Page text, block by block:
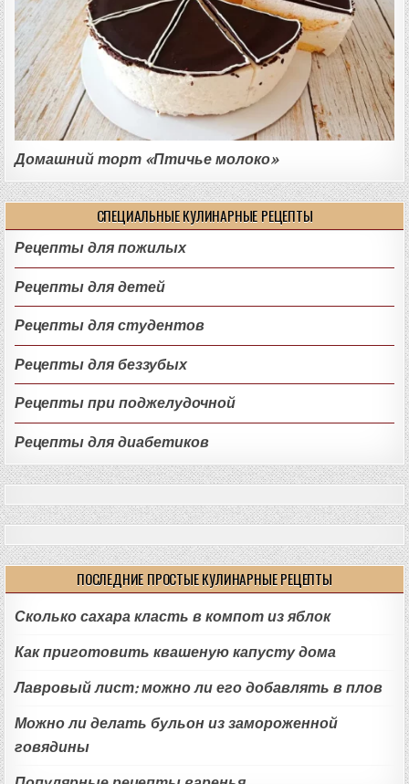
Домашний торт «Птичье молоко»
СПЕЦИАЛЬНЫЕ КУЛИНАРНЫЕ РЕЦЕПТЫ
Рецепты для пожилых
Рецепты для детей
Рецепты для студентов
Рецепты для беззубых
Рецепты при поджелудочной
Рецепты для диабетиков
ПОСЛЕДНИЕ ПРОСТЫЕ КУЛИНАРНЫЕ РЕЦЕПТЫ
Сколько сахара класть в компот из яблок
Как приготовить квашеную капусту дома
Лавровый лист: можно ли его добавлять в плов
Можно ли делать бульон из замороженной
говядины